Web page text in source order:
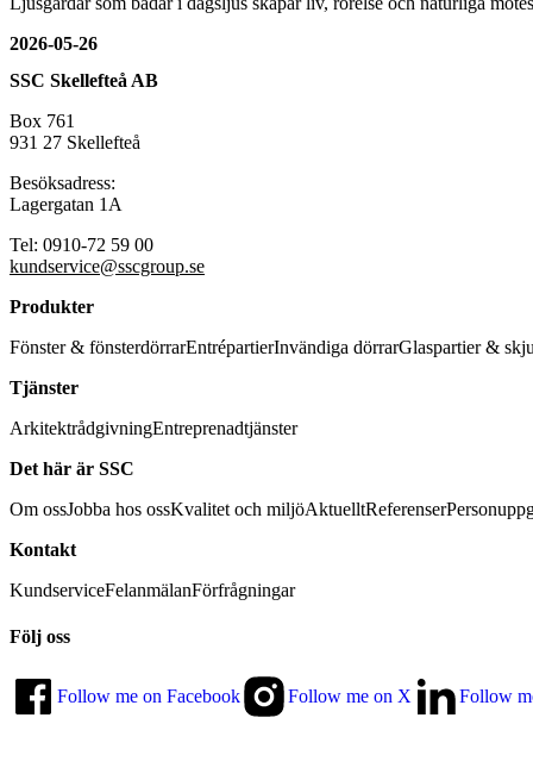
2026-05-26
SSC Skellefteå AB
Box 761
931 27 Skellefteå
Besöksadress:
Lagergatan 1A
Tel: 0910-72 59 00
kundservice@sscgroup.se
Produkter
Fönster & fönsterdörrarEntrépartierInvändiga dörrarGlaspartier &
Tjänster
ArkitektrådgivningEntreprenadtjänster
Det här är SSC
Om ossJobba hos ossKvalitet och miljöAktuelltReferenser
Kontakt
KundserviceFelanmälanFörfrågningar
Följ oss
Follow me on Facebook Follow me on X Follow